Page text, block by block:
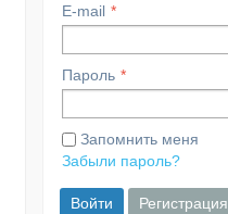
E-mail
Пароль
Запомнить меня
Забыли пароль?
Войти Регистрация